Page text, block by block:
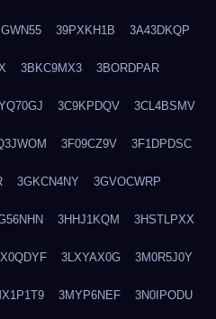
39PXKH1B 3A43DKQP
3BKC9MX3 3BORDPAR
3C9KPDQV 3CL4BSMV
3F09CZ9V 3F1DPDSC
3GKCN4NY 3GVOCWRP
3HHJ1KQM 3HSTLPXX
3LXYAX0G 3M0R5J0Y
3MYP6NEF 3N0IPODU